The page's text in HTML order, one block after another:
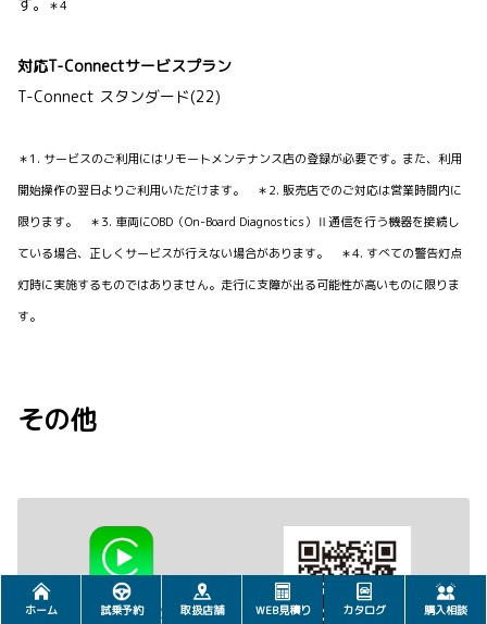
＊4
対応T-Connectサービスプラン
T-Connect スタンダード(22)
＊1. サービスのご利用にはリモートメンテナンス店の登録が必要です。また、利用
開始操作の翌日よりご利用いただけます。 ＊2. 販売店でのご対応は営業時間内に
限ります。 ＊3. 車両にOBD（On-Board Diagnostics）Ⅱ通信を行う機器を接続し
ている場合、正しくサービスが行えない場合があります。 ＊4. すべての警告灯点
灯時に実施するものではありません。走行に支障が出る可能性が高いものに限りま
す。
その他
ホーム 試乗予約 取扱店舗 WEB見積り カタログ 購入相談